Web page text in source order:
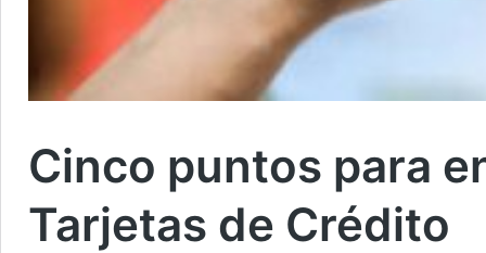
Cinco puntos para
Tarjetas de Crédito